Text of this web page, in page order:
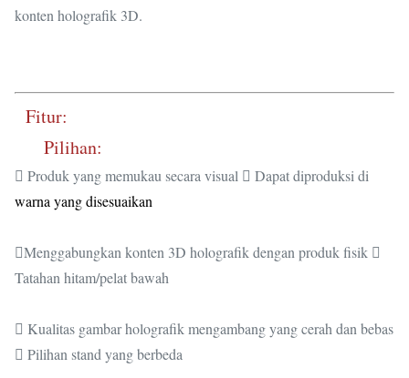
konten holografik 3D.
Fitur:
Pilihan:
 Produk yang memukau secara visual  Dapat diproduksi di
warna yang disesuaikan
Menggabungkan konten 3D holografik dengan produk fisik 
Tatahan hitam/pelat bawah
 Kualitas gambar holografik mengambang yang cerah dan bebas
 Pilihan stand yang berbeda